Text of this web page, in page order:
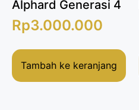
Alphard Generasi 4
Rp3.000.000
Tambah ke keranjang